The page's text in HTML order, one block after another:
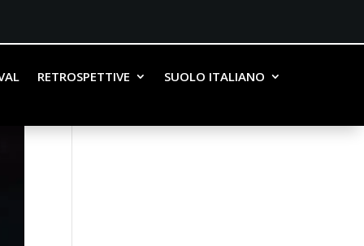
RETROSPETTIVE SUOLO ITALIANO